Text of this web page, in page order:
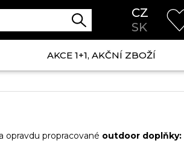
CZ
SK
AKCE 1+1, AKČNÍ ZBOŽÍ
propracované outdoor doplňky: